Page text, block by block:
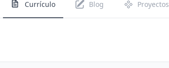
Currículo Blog Proyectos